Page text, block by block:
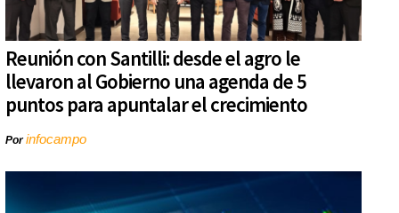
Reunión con Santilli: desde el agro le
llevaron al Gobierno una agenda de 5
puntos para apuntalar el crecimiento
Porinfocampo